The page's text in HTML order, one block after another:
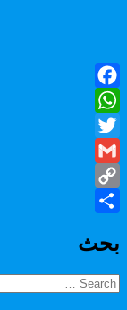
Facebook
WhatsApp
Twitter
Gmail
Copy
بحث
Search
for: